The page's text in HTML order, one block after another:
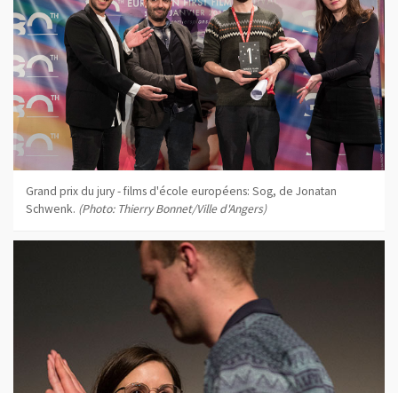
Grand prix du jury - films d'école européens: Sog, de Jonatan
Schwenk. (Photo: Thierry Bonnet/Ville d'Angers)